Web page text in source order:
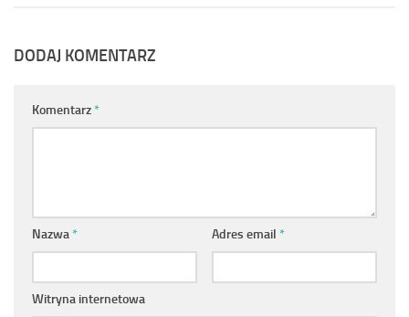
DODAJ KOMENTARZ
Komentarz*
Nazwa* Adres email *
Witryna internetowa